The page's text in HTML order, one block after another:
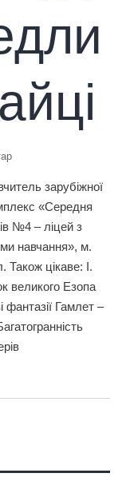
зарубіжної
«Середня
№4 – ліцей з
навчання», м.
Також цікаве: І.
великого Езопа
фантазії Гамлет –